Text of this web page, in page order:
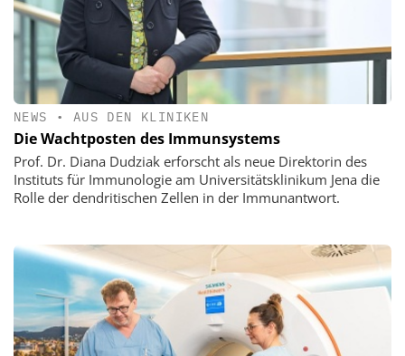
NEWS • AUS DEN KLINIKEN
Die Wachtposten des Immunsystems
Prof. Dr. Diana Dudziak erforscht als neue Direktorin des
Instituts für Immunologie am Universitätsklinikum Jena die
Rolle der dendritischen Zellen in der Immunantwort.